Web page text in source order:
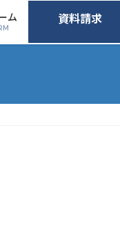
ム 資料請求